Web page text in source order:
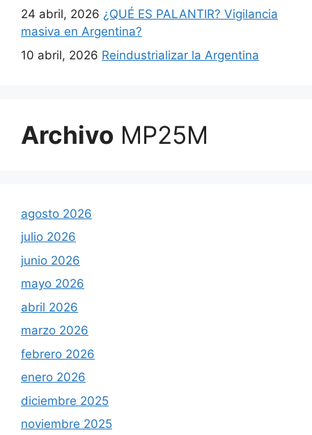
24 abril, 2026 ¿QUÉ ES PALANTIR? Vigilancia
masiva en Argentina?
10 abril, 2026 Reindustrializar la Argentina
Archivo MP25M
agosto 2026
julio 2026
junio 2026
mayo 2026
abril 2026
marzo 2026
febrero 2026
enero 2026
diciembre 2025
noviembre 2025